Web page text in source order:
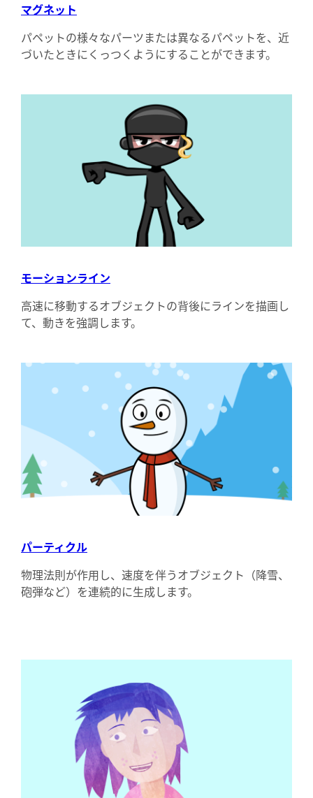
マグネット
パペットの様々なパーツまたは異なるパペットを、近
づいたときにくっつくようにすることができます。
モーションライン
高速に移動するオブジェクトの背後にラインを描画し
て、動きを強調します。
パーティクル
物理法則が作用し、速度を伴うオブジェクト（降雪、
砲弾など）を連続的に生成します。